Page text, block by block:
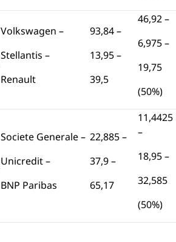
Volkswagen –
Stellantis –
Renault
93,84 –
13,95 –
39,5
46,92 –
6,975 –
19,75
(50%)
Societe Generale –
Unicredit –
BNP Paribas
22,885 –
37,9 –
65,17
11,4425
–
18,95 –
32,585
(50%)